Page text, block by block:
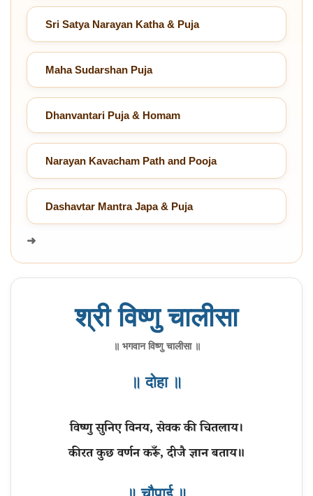
Sri Satya Narayan Katha & Puja
Maha Sudarshan Puja
Dhanvantari Puja & Homam
Narayan Kavacham Path and Pooja
Dashavtar Mantra Japa & Puja
➜
श्री विष्णु चालीसा
॥ भगवान विष्णु चालीसा ॥
॥ दोहा ॥
विष्णु सुनिए विनय, सेवक की चितलाय।